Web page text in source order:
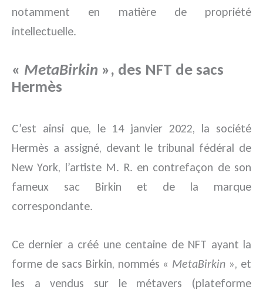
notamment en matière de propriété
intellectuelle.
« MetaBirkin », des NFT de sacs
Hermès
C’est ainsi que, le 14 janvier 2022, la société
Hermès a assigné, devant le tribunal fédéral de
New York, l’artiste M. R. en contrefaçon de son
fameux sac Birkin et de la marque
correspondante.
Ce dernier a créé une centaine de NFT ayant la
forme de sacs Birkin, nommés « MetaBirkin », et
les a vendus sur le métavers (plateforme